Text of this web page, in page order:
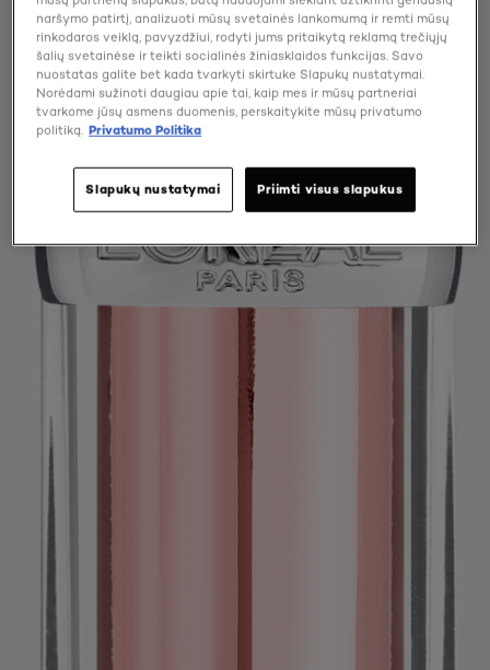
naršymo patirtį, analizuoti mūsų svetainės lankomumą ir remti mūsų
rinkodaros veiklą, pavyzdžiui, rodyti jums pritaikytą reklamą trečiųjų
šalių svetainėse ir teikti socialinės žiniasklaidos funkcijas. Savo
nuostatas galite bet kada tvarkyti skirtuke Slapukų nustatymai.
Norėdami sužinoti daugiau apie tai, kaip mes ir mūsų partneriai
tvarkome jūsų asmens duomenis, perskaitykite mūsų privatumo
politiką. Privatumo Politika
Slapukų nustatymai Priimti visus slapukus